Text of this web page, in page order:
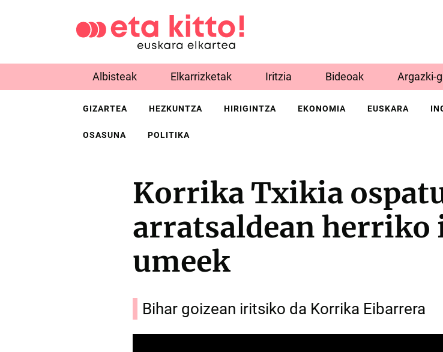
Albisteak Elkarrizketak Iritzia Bideoak Argazki-
GIZARTEA HEZKUNTZA HIRIGINTZA EKONOMIA EUSKARA
OSASUNA POLITIKA
Korrika Txikia
arratsaldean herriko
umeek
Bihar goizean iritsiko da Korrika Eibarrera